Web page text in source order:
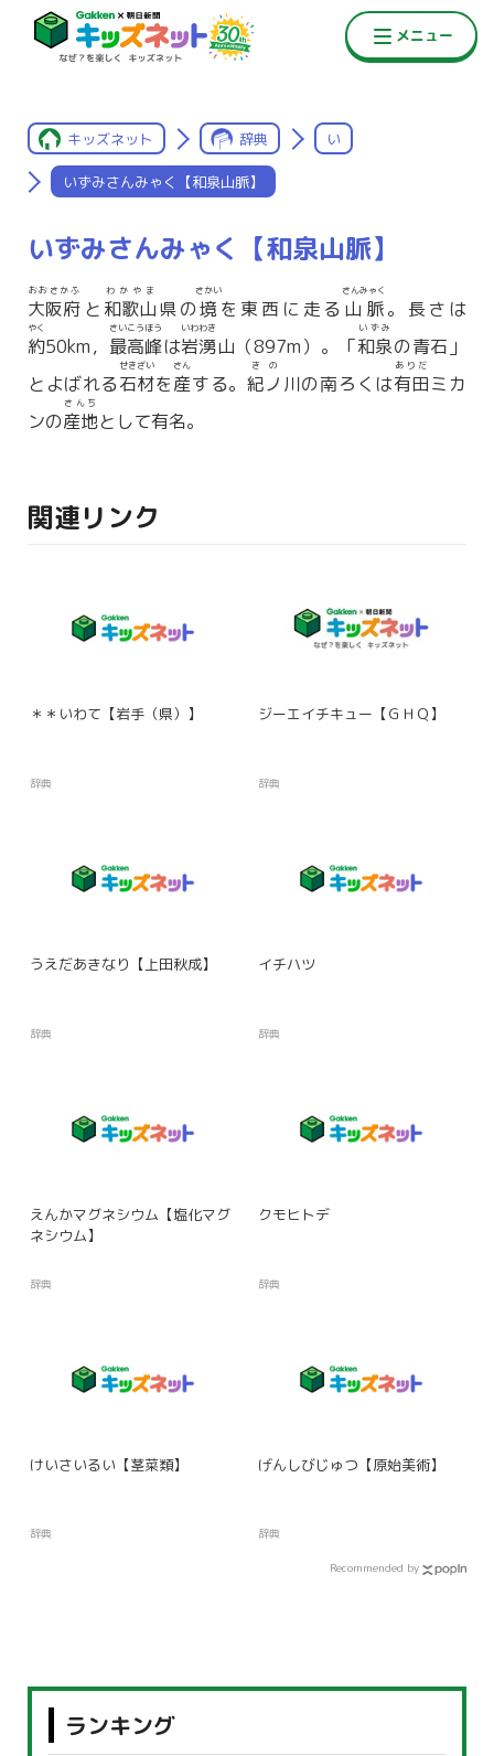
キッズネット 辞典 い
いずみさんみゃく【和泉山脈】
いずみさんみゃく【和泉山脈】
大阪府
おおさかふ
と 和歌山
わかやま
県の境
さかい
を東西に走る 山脈
さんみゃく
。長さは
約
やく
50km， 最高峰
さいこうほう
は岩湧
いわわき
山（897m）。「和泉
いずみ
の青石」
とよばれる石材
せきざい
を産
さん
する。 紀ノ
きの
川の南ろくは有田
ありだ
ミカ
ンの産地
さんち
として有名。
関連リンク
＊＊いわて【岩手（県）】
辞典
ジーエイチキュー【ＧＨＱ】
辞典
うえだあきなり【上田秋成】
辞典
イチハツ
辞典
えんかマグネシウム【塩化マグ
ネシウム】
辞典
クモヒトデ
辞典
けいさいるい【茎菜類】
辞典
げんしびじゅつ【原始美術】
辞典
Recommended by
ランキング